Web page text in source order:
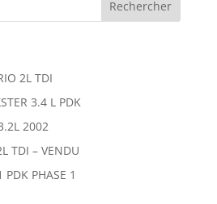
2L TDI
3.4 L PDK
2002
TDI – VENDU
PDK PHASE 1